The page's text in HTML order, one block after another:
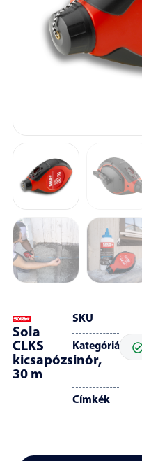
Sola
CLKS
kicsapózsinór,
30 m
SKU
Kategóriák
Címkék